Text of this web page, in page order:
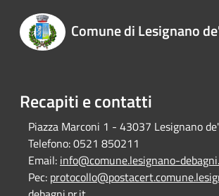
Comune di Lesignano
Recapiti e contatti
Piazza Marconi 1 - 43037 Lesignano
Telefono:0521 850211
Email: info@comune.lesignano-
Pec: